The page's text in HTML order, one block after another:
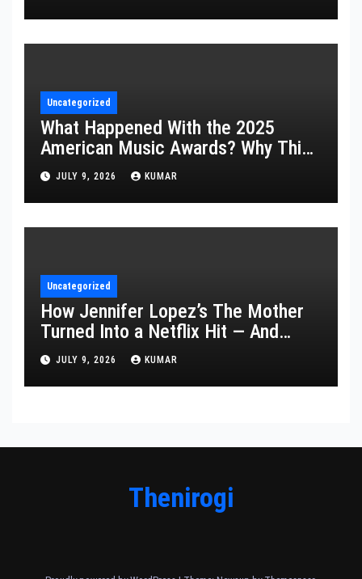
Uncategorized
What Happened With the 2025
American Music Awards? Why This
Year’s Ceremony Fell Flat
JULY 9, 2026 KUMAR
Uncategorized
How Jennifer Lopez’s The Mother
Turned Into a Netflix Hit — And
What It Says About Her Staying
Power
JULY 9, 2026 KUMAR
Thenirogi